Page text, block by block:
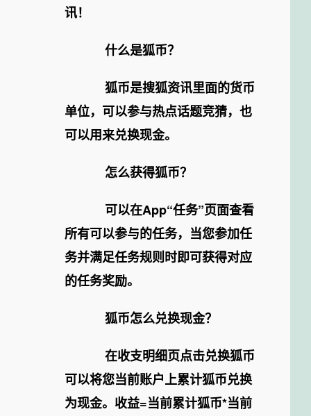
讯！
什么是狐币？
狐币是搜狐资讯里面的货币
单位，可以参与热点话题竞猜，也
可以用来兑换现金。
怎么获得狐币？
可以在App“任务”页面查看
所有可以参与的任务，当您参加任
务并满足任务规则时即可获得对应
的任务奖励。
狐币怎么兑换现金？
在收支明细页点击兑换狐币
可以将您当前账户上累计狐币兑换
为现金。收益=当前累计狐币*当前